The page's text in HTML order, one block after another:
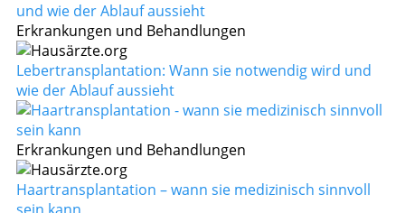
Erkrankungen und Behandlungen
Lebertransplantation: Wann sie notwendig wird und
wie der Ablauf aussieht
Erkrankungen und Behandlungen
Haartransplantation – wann sie medizinisch sinnvoll